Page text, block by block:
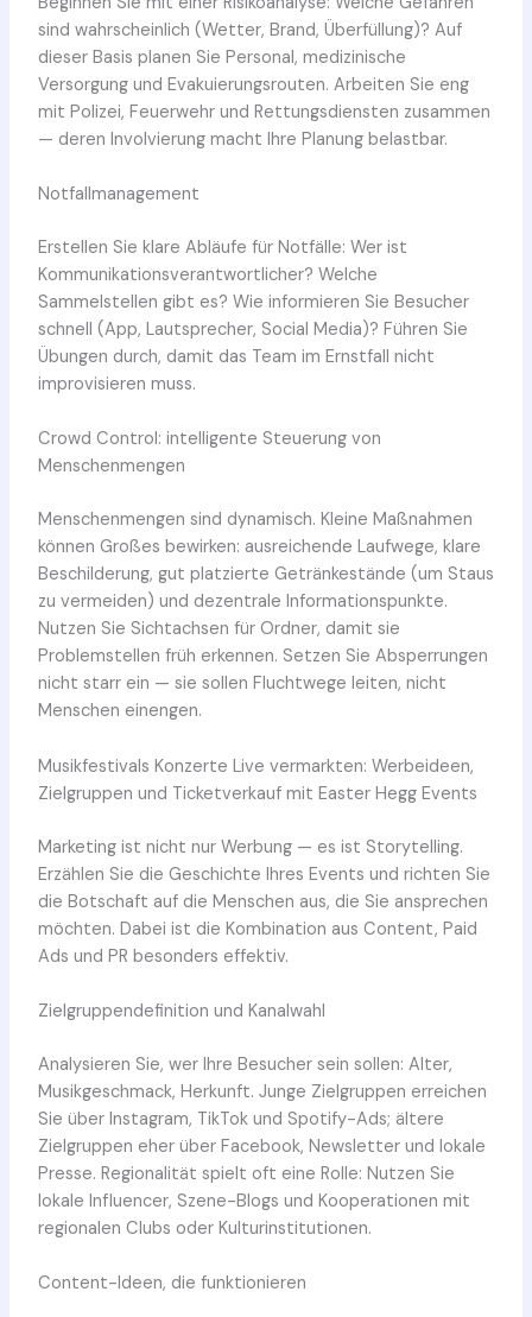
sind wahrscheinlich (Wetter, Brand, Überfüllung)? Auf
dieser Basis planen Sie Personal, medizinische
Versorgung und Evakuierungsrouten. Arbeiten Sie eng
mit Polizei, Feuerwehr und Rettungsdiensten zusammen
— deren Involvierung macht Ihre Planung belastbar.
Notfallmanagement
Erstellen Sie klare Abläufe für Notfälle: Wer ist
Kommunikationsverantwortlicher? Welche
Sammelstellen gibt es? Wie informieren Sie Besucher
schnell (App, Lautsprecher, Social Media)? Führen Sie
Übungen durch, damit das Team im Ernstfall nicht
improvisieren muss.
Crowd Control: intelligente Steuerung von
Menschenmengen
Menschenmengen sind dynamisch. Kleine Maßnahmen
können Großes bewirken: ausreichende Laufwege, klare
Beschilderung, gut platzierte Getränkestände (um Staus
zu vermeiden) und dezentrale Informationspunkte.
Nutzen Sie Sichtachsen für Ordner, damit sie
Problemstellen früh erkennen. Setzen Sie Absperrungen
nicht starr ein — sie sollen Fluchtwege leiten, nicht
Menschen einengen.
Musikfestivals Konzerte Live vermarkten: Werbeideen,
Zielgruppen und Ticketverkauf mit Easter Hegg Events
Marketing ist nicht nur Werbung — es ist Storytelling.
Erzählen Sie die Geschichte Ihres Events und richten Sie
die Botschaft auf die Menschen aus, die Sie ansprechen
möchten. Dabei ist die Kombination aus Content, Paid
Ads und PR besonders effektiv.
Zielgruppendefinition und Kanalwahl
Analysieren Sie, wer Ihre Besucher sein sollen: Alter,
Musikgeschmack, Herkunft. Junge Zielgruppen erreichen
Sie über Instagram, TikTok und Spotify-Ads; ältere
Zielgruppen eher über Facebook, Newsletter und lokale
Presse. Regionalität spielt oft eine Rolle: Nutzen Sie
lokale Influencer, Szene-Blogs und Kooperationen mit
regionalen Clubs oder Kulturinstitutionen.
Content-Ideen, die funktionieren